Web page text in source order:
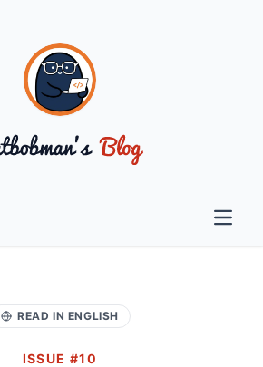
Open
READ IN ENGLISH
ISSUE #10